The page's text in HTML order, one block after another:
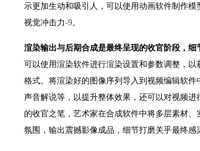
示更加生动和吸引人，可以使用动画软件制作
视觉冲击力-9。
渲染输出与后期合成是最终呈现的收官阶段，细
可以使用渲染软件进行渲染设置和参数调整，以
格式。将渲染好的图像序列导入到视频编辑软
声音解说等，以提升整体效果，还可以对视频
的收官之笔，艺术家在合成软件中将多层素材
氛围，输出震撼影像成品，细节打磨关乎最终感